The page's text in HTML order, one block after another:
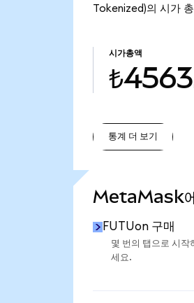
Tokenized)의 시가
시가총액
통계 더 보기
MetaMask
FUTUon 구매
몇 번의 탭으로 시작
세요.